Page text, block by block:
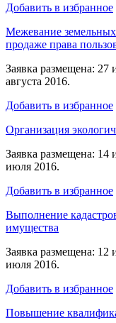
Добавить в избранное
Межевание земельных
продаже права
Заявка размещена: 27
августа 2016.
Добавить в избранное
Организация
Заявка размещена: 14
июля 2016.
Добавить в избранное
Выполнение
имущества
Заявка размещена: 12
июля 2016.
Добавить в избранное
Повышение